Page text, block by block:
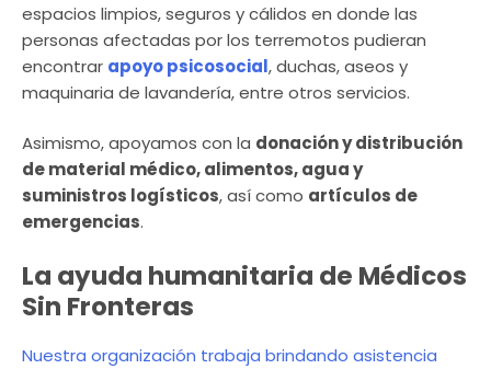
espacios limpios, seguros y cálidos en donde las
personas afectadas por los terremotos pudieran
encontrar apoyo psicosocial, duchas, aseos y
maquinaria de lavandería, entre otros servicios.
Asimismo, apoyamos con la donación y distribución
de material médico, alimentos, agua y
suministros logísticos, así como artículos de
emergencias.
La ayuda humanitaria de Médicos
Sin Fronteras
Nuestra organización trabaja brindando asistencia